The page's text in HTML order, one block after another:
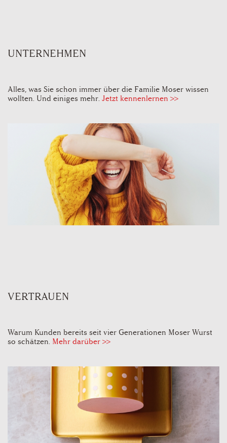
UNTERNEHMEN
Alles, was Sie schon immer über die Familie Moser wissen
wollten. Und einiges mehr. Jetzt kennenlernen >>
VERTRAUEN
Warum Kunden bereits seit vier Generationen Moser Wurst
so schätzen. Mehr darüber >>